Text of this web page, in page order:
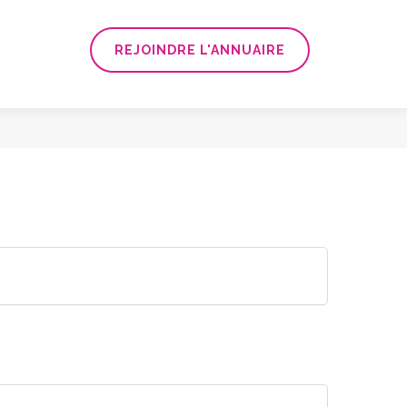
REJOINDRE L'ANNUAIRE